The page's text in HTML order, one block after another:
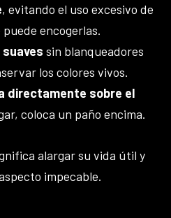
, evitando el uso excesivo de
encogerlas.
sin blanqueadores
los colores vivos.
directamente sobre el
coloca un paño encima.
alargar su vida útil y
impecable.